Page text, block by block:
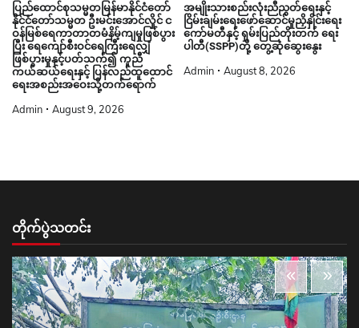
ပြည်ထောင်စုသမ္မတမြန်မာနိုင်ငံတော်
နိုင်ငံတော်သမ္မတ ဦးမင်းအောင်လှိုင် င
ဝန်မြစ်ရေကာတာတမံနိမ့်ကျမှုဖြစ်ပွား
ပြီး ရေကျော်စီးဝင်ရေကြီးရေလျှံ
ဖြစ်ပွားမှုနှင့်ပတ်သက်၍ ကူညီ
ကယ်ဆယ်ရေးနှင့် ပြန်လည်ထူထောင်
ရေးအစည်းအဝေးသို့တက်ရောက်
Admin August 9, 2026
အမျိုးသားစည်းလုံးညီညွတ်ရေးနှင့်
ငြိမ်းချမ်းရေးဖော်ဆောင်မှုညှိနှိုင်းရေး
ကော်မတီနှင့် ရှမ်းပြည်တိုးတက် ရေး
ပါတီ(SSPP)တို့ တွေ့ဆုံဆွေးနွေး
Admin August 8, 2026
တိုက်ပွဲသတင်း